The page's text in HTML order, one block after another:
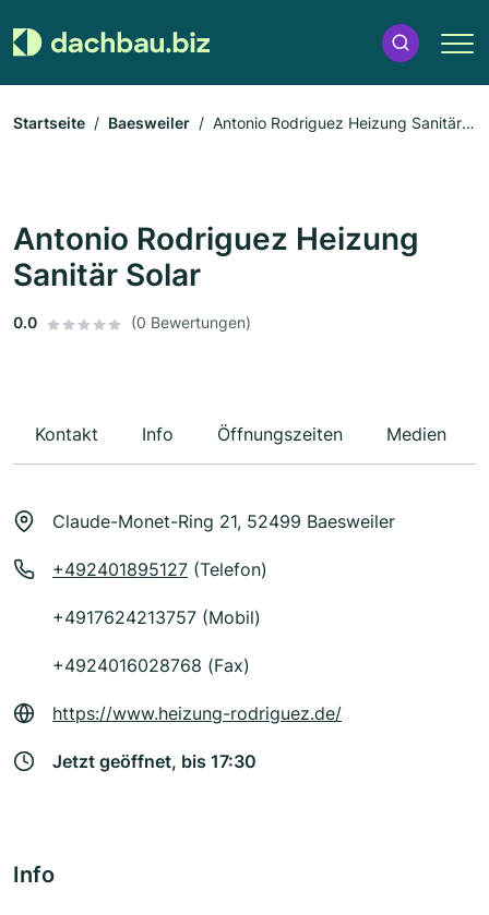
Startseite Baesweiler
Antonio Rodriguez Heizung Sanitär
Antonio Rodriguez Heizung
Sanitär Solar
0.0 (0 Bewertungen)
Kontakt Info Öffnungszeiten Medien
Claude-Monet-Ring 21, 52499 Baesweiler
+492401895127 (Telefon)
+4917624213757 (Mobil)
+4924016028768 (Fax)
https://www.heizung-rodriguez.de/
Jetzt geöffnet, bis 17:30
Info